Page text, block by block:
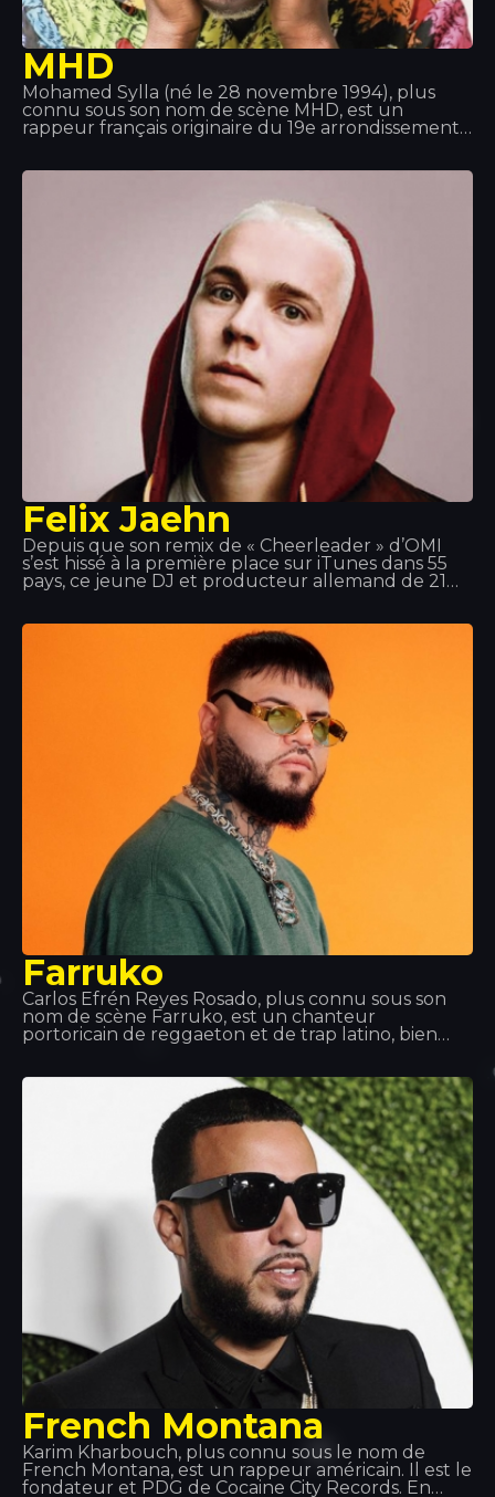
MHD
Mohamed Sylla (né le 28 novembre 1994), plus
connu sous son nom de scène MHD, est un
rappeur français originaire du 19e arrondissement
Il fait également partie du collectif 19 Réseaux aux
Felix Jaehn
Depuis que son remix de « Cheerleader » d’OMI
s’est hissé à la première place sur iTunes dans 55
pays, ce jeune DJ et producteur allemand de 21
gardiste. De plus, l’énorme succès de son single «
Ain’t Nobody », en featuring avec Jasmine
Thompson, en a fait l’un des plus grands tubes de
Farruko
Carlos Efrén Reyes Rosado, plus connu sous son
nom de scène Farruko, est un chanteur
portoricain de reggaeton et de trap latino, bien
grands succès et ses collaborations, tels que «
Besas Tan Bien », « Feel the Rhythm » ou « Calma »,
l'ont rendu incontournable dans le monde de la
French Montana
Karim Kharbouch, plus connu sous le nom de
French Montana, est un rappeur américain. Il est le
fondateur et PDG de Cocaine City Records. En